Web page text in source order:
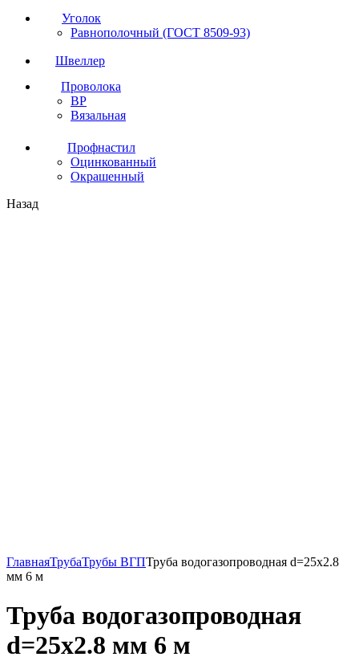
Уголок
Равнополочный (ГОСТ 8509-93)
Швеллер
Проволока
ВР
Вязальная
Профнастил
Оцинкованный
Окрашенный
Назад
ГлавнаяТрубаТрубы ВГПТруба водогазопроводная d=25х2.8
мм 6 м
Труба водогазопроводная
d=25х2.8 мм 6 м